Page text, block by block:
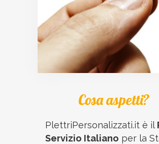
Cosa aspetti?
PlettriPersonalizzati.it è il
Servizio Italiano per la